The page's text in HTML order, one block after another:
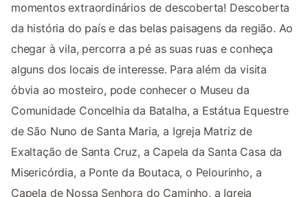
momentos extraordinários de descoberta! Descoberta
da história do país e das belas paisagens da região. Ao
chegar à vila, percorra a pé as suas ruas e conheça
alguns dos locais de interesse. Para além da visita
óbvia ao mosteiro, pode conhecer o Museu da
Comunidade Concelhia da Batalha, a Estátua Equestre
de São Nuno de Santa Maria, a Igreja Matriz de
Exaltação de Santa Cruz, a Capela da Santa Casa da
Misericórdia, a Ponte da Boutaca, o Pelourinho, a
Capela de Nossa Senhora do Caminho, a Igreja